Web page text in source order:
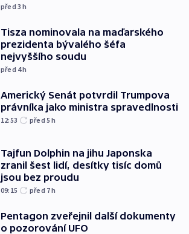
před 3h
Tisza nominovala na maďarského
prezidenta bývalého šéfa
nejvyššího soudu
před 4h
Americký Senát potvrdil Trumpova
právníka jako ministra spravedlnosti
12:53 před 5h
Tajfun Dolphin na jihu Japonska
zranil šest lidí, desítky tisíc domů
jsou bez proudu
09:15 před 7h
Pentagon zveřejnil další dokumenty
o pozorování UFO